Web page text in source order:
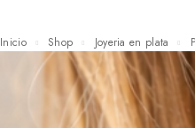
Inicio Shop Joyeria en plata